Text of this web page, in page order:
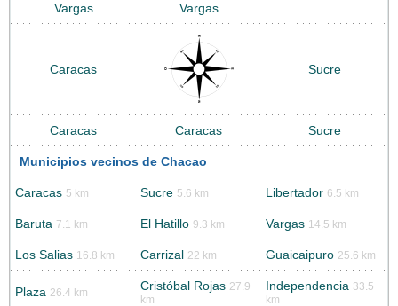
Vargas Vargas
Caracas Sucre
Caracas Caracas Sucre
Municipios vecinos de Chacao
Caracas 5 km Sucre 5.6 km Libertador 6.5 km
Baruta 7.1 km El Hatillo 9.3 km Vargas 14.5 km
Los Salias 16.8 km Carrizal 22 km Guaicaipuro 25.6 km
Plaza 26.4 km Cristóbal Rojas 27.9
km
Independencia 33.5
km